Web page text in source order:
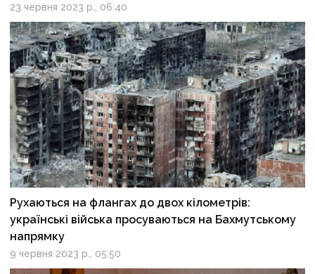
23 червня 2023 р., 06:40
Рухаються на флангах до двох кілометрів:
українські війська просуваються на Бахмутському
напрямку
9 червня 2023 р., 05:50